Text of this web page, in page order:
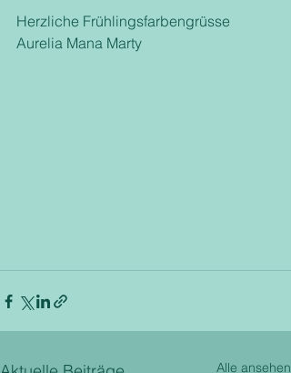
Herzliche Frühlingsfarbengrüsse
Aurelia Mana Marty
Alle ansehen